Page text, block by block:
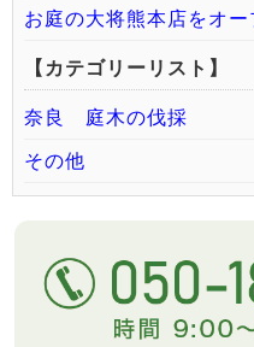
お庭の大将熊本店をオー
【カテゴリーリスト】
奈良 庭木の伐採
その他